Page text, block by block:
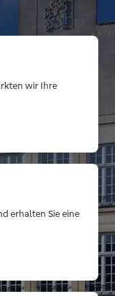
wir Ihre
erhalten Sie eine